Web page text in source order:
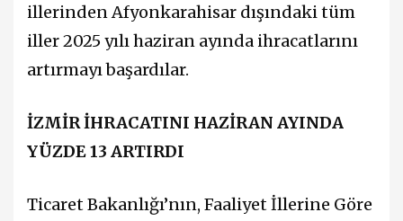
illerinden Afyonkarahisar dışındaki tüm
iller 2025 yılı haziran ayında ihracatlarını
artırmayı başardılar.
İZMİR İHRACATINI HAZİRAN AYINDA
YÜZDE 13 ARTIRDI
Ticaret Bakanlığı’nın, Faaliyet İllerine Göre